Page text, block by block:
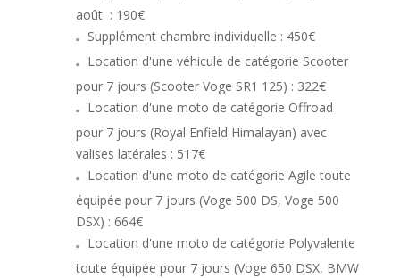
août : 190€
Supplément chambre individuelle : 450€
Location d'une véhicule de catégorie Scooter
pour 7 jours (Scooter Voge SR1 125) : 322€
Location d'une moto de catégorie Offroad
pour 7 jours (Royal Enfield Himalayan) avec
valises latérales : 517€
Location d'une moto de catégorie Agile toute
équipée pour 7 jours (Voge 500 DS, Voge 500
DSX) : 664€
Location d'une moto de catégorie Polyvalente
toute équipée pour 7 jours (Voge 650 DSX, BMW